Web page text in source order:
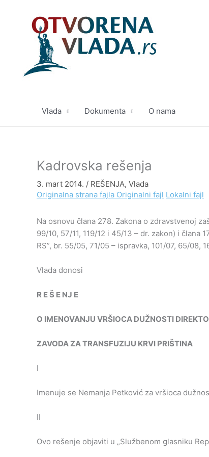
Vlada Dokumenta O nama
Kadrovska rešenja
3. mart 2014. / REŠENJA, Vlada
Originalna strana fajla Originalni fajl Lokalni fajl
Na osnovu člana 278. Zakona o zdravstvenoj
99/10, 57/11, 119/12 i 45/13 – dr. zakon) i člana
RS”, br. 55/05, 71/05 – ispravka, 101/07, 65/08,
Vlada donosi
R EŠ E NJ E
O IMENOVANJU VRŠIOCA DUŽNOSTI
ZAVODA ZATRANSFUZIJU KRVI PRIŠTINA
I
Imenuje se Nemanja Petković za vršioca
II
Ovo rešenje objaviti u „Službenom glasniku